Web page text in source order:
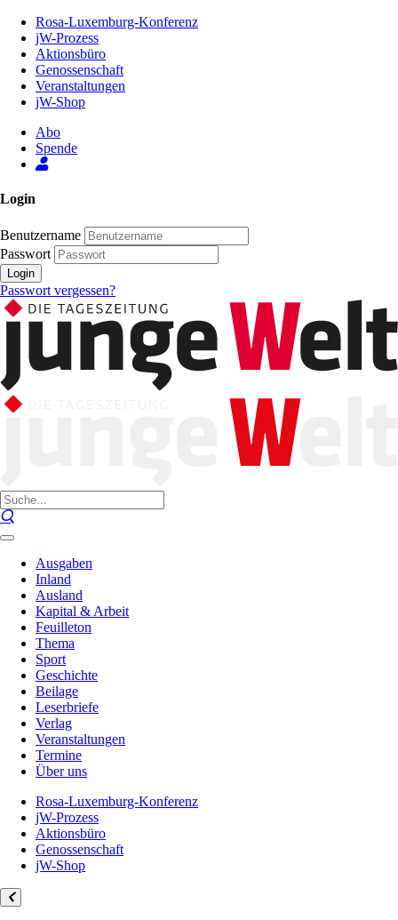
Inhalt
Seite
Rosa-Luxemburg-Konferenz
jW-Prozess
Aktionsbüro
Genossenschaft
Veranstaltungen
jW-Shop
Abo
Spende
Login
Benutzername
Passwort
Login
Passwort vergessen?
Ausgaben
Inland
Ausland
Kapital & Arbeit
Feuilleton
Thema
Sport
Geschichte
Beilage
Leserbriefe
Verlag
Veranstaltungen
Termine
Über uns
Rosa-Luxemburg-Konferenz
jW-Prozess
Aktionsbüro
Genossenschaft
jW-Shop